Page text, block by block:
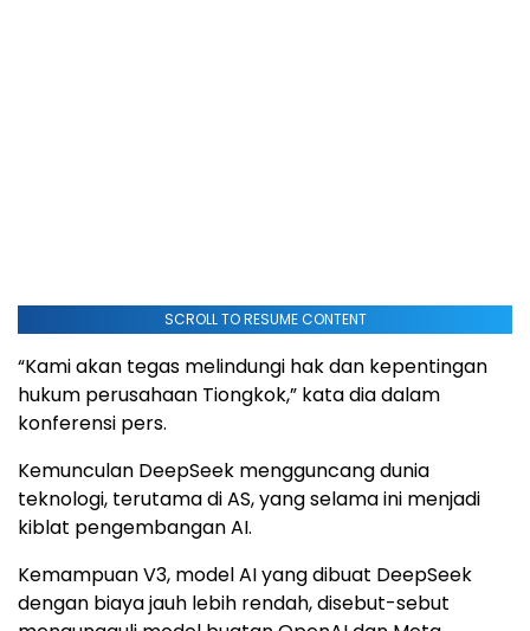
SCROLL TO RESUME CONTENT
“Kami akan tegas melindungi hak dan kepentingan
hukum perusahaan Tiongkok,” kata dia dalam
konferensi pers.
Kemunculan DeepSeek mengguncang dunia
teknologi, terutama di AS, yang selama ini menjadi
kiblat pengembangan AI.
Kemampuan V3, model AI yang dibuat DeepSeek
dengan biaya jauh lebih rendah, disebut-sebut